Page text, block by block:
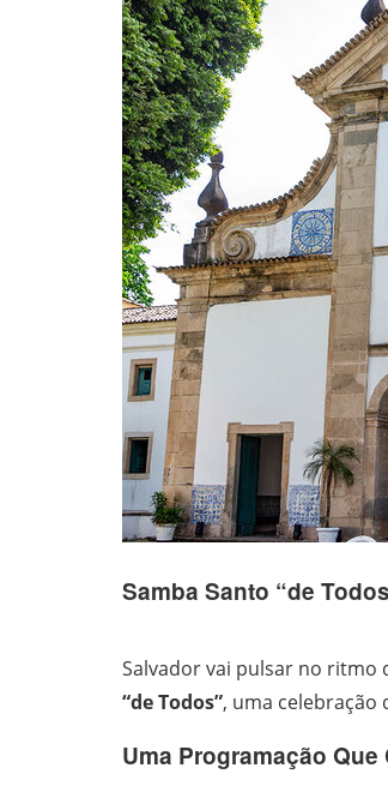
Samba Santo “de
Salvador vai pulsar no ritmo
“de Todos”, uma celebração
Uma Programação